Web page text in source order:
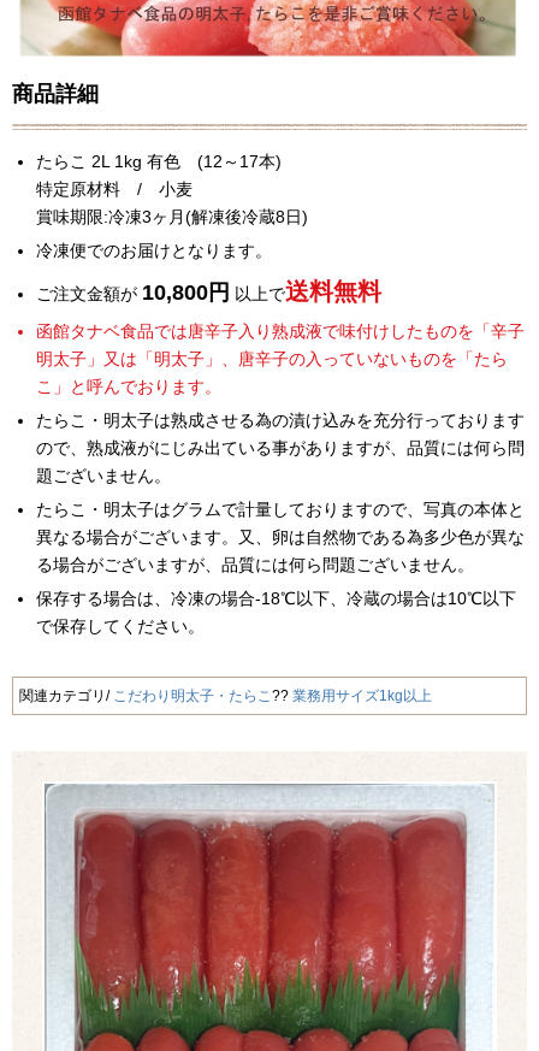
商品詳細
たらこ 2L 1kg 有色 (12～17本)
特定原材料 / 小麦
賞味期限:冷凍3ヶ月(解凍後冷蔵8日)
冷凍便でのお届けとなります。
ご注文金額が 10,800円 以上で送料無料
函館タナベ食品では唐辛子入り熟成液で味付けしたものを「辛子
明太子」又は「明太子」、唐辛子の入っていないものを「たら
こ」と呼んでおります。
たらこ・明太子は熟成させる為の漬け込みを充分行っております
ので、熟成液がにじみ出ている事がありますが、品質には何ら問
題ございません。
たらこ・明太子はグラムで計量しておりますので、写真の本体と
異なる場合がございます。又、卵は自然物である為多少色が異な
る場合がございますが、品質には何ら問題ございません。
保存する場合は、冷凍の場合-18℃以下、冷蔵の場合は10℃以下
で保存してください。
関連カテゴリ こだわり明太子・たらこ 業務用サイズ1kg以上